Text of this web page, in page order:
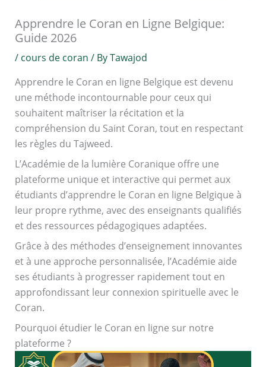
Apprendre le Coran en Ligne Belgique:
Guide 2026
/ cours de coran / ByTawajod
Apprendre le Coran en ligne Belgique est devenu
une méthode incontournable pour ceux qui
souhaitent maîtriser la récitation et la
compréhension du Saint Coran, tout en respectant
les règles du Tajweed.
L’Académie de la lumière Coranique offre une
plateforme unique et interactive qui permet aux
étudiants d’apprendre le Coran en ligne Belgique à
leur propre rythme, avec des enseignants qualifiés
et des ressources pédagogiques adaptées.
Grâce à des méthodes d’enseignement innovantes
et à une approche personnalisée, l’Académie aide
ses étudiants à progresser rapidement tout en
approfondissant leur connexion spirituelle avec le
Coran.
Pourquoi étudier le Coran en ligne sur notre
plateforme ?